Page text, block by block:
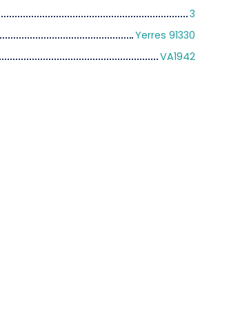
3
Yerres 91330
VA1942